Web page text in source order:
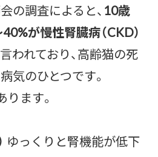
の調査によると、 10歳
が慢性腎臓病（CKD）
われており、高齢猫の死
気のひとつです。
ます。
ゆっくりと腎機能が低下